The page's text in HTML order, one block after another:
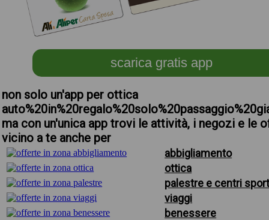
scarica gratis app
non solo un'app per ottica
ma con un'unica app trovi le attività, i negozi e le
vicino a te anche per
abbigliamento
ottica
palestre e centri
viaggi
benessere